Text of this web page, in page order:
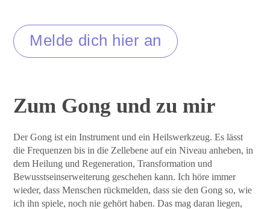
Melde dich hier an
Zum Gong und zu mir
Der Gong ist ein Instrument und ein Heilswerkzeug. Es lässt
die Frequenzen bis in die Zellebene auf ein Niveau anheben, in
dem Heilung und Regeneration, Transformation und
Bewusstseinserweiterung geschehen kann. Ich höre immer
wieder, dass Menschen rückmelden, dass sie den Gong so, wie
ich ihn spiele, noch nie gehört haben. Das mag daran liegen,